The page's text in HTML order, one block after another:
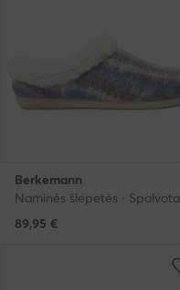
Berkemann
Naminės šlepetės · Spalvota
89,95 €